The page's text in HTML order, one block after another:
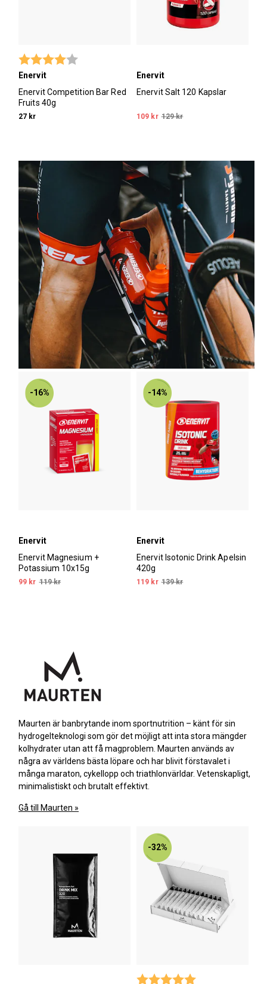
Betyg:
Enervit
Enervit Competition Bar Red
Fruits 40g
27 kr
Enervit
Enervit Salt 120 Kapslar
109 kr 129 kr
-16%
Enervit
Enervit Magnesium +
Potassium 10x15g
99 kr 119 kr
-14%
Enervit
Enervit Isotonic Drink Apelsin
420g
119 kr 139 kr
Maurten är banbrytande inom sportnutrition – känt för sin
hydrogelteknologi som gör det möjligt att inta stora mängder
kolhydrater utan att få magproblem. Maurten används av
några av världens bästa löpare och har blivit förstavalet i
många maraton, cykellopp och triathlonvärldar. Vetenskapligt,
minimalistiskt och brutalt effektivt.
Gå till Maurten »
-32%
Betyg: